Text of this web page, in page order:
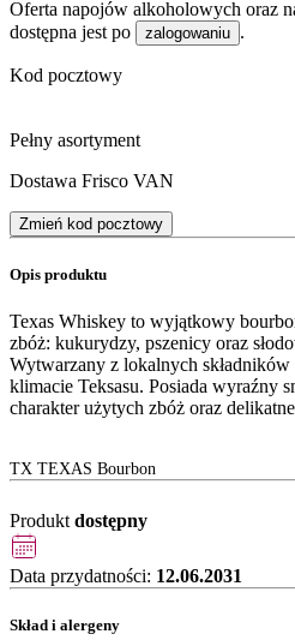
Oferta napojów alkoholowych oraz
dostępna jest po
zalogowaniu .
Kod pocztowy
Pełny asortyment
Dostawa Frisco VAN
Zmień kod pocztowy
Opis produktu
Texas Whiskey to wyjątkowy
zbóż: kukurydzy, pszenicy oraz
Wytwarzany z lokalnych
klimacie Teksasu. Posiada wyraźny
charakter użytych zbóż oraz
TX TEXAS Bourbon
Produkt dostępny
Data przydatności: 12.06.2031
Skład i alergeny